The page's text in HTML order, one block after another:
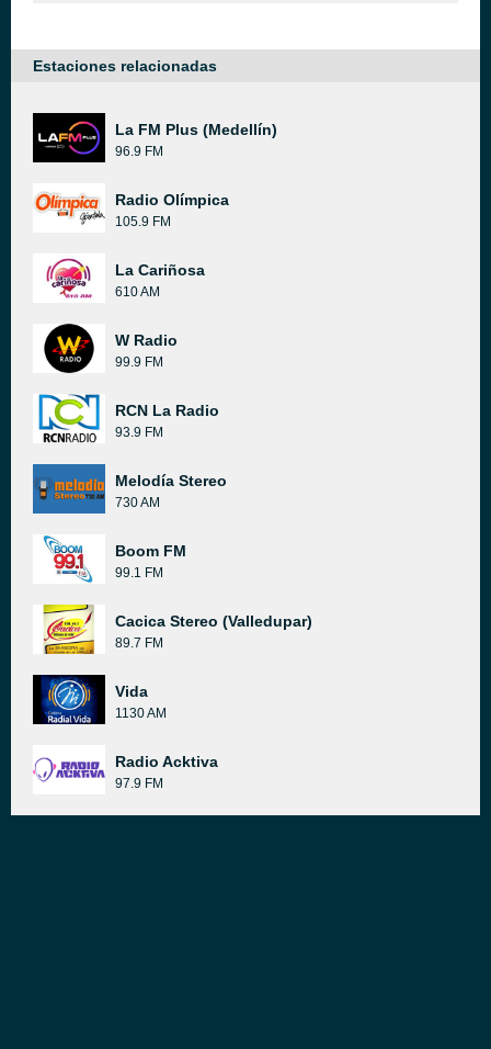
Estaciones relacionadas
La FM Plus (Medellín)
96.9 FM
Radio Olímpica
105.9 FM
La Cariñosa
610 AM
W Radio
99.9 FM
RCN La Radio
93.9 FM
Melodía Stereo
730 AM
Boom FM
99.1 FM
Cacica Stereo (Valledupar)
89.7 FM
Vida
1130 AM
Radio Acktiva
97.9 FM